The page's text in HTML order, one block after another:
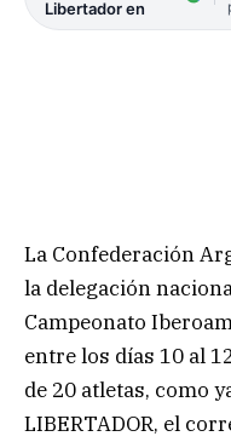
Libertador en
La Confederación
la delegación
Campeonato
entre los días 10 al
de 20 atletas, como
LIBERTADOR, el